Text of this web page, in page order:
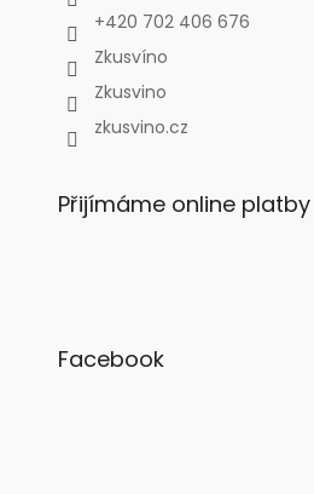
+420 702 406 676
Zkusvíno
Zkusvino
zkusvino.cz
Přijímáme online platby
Facebook